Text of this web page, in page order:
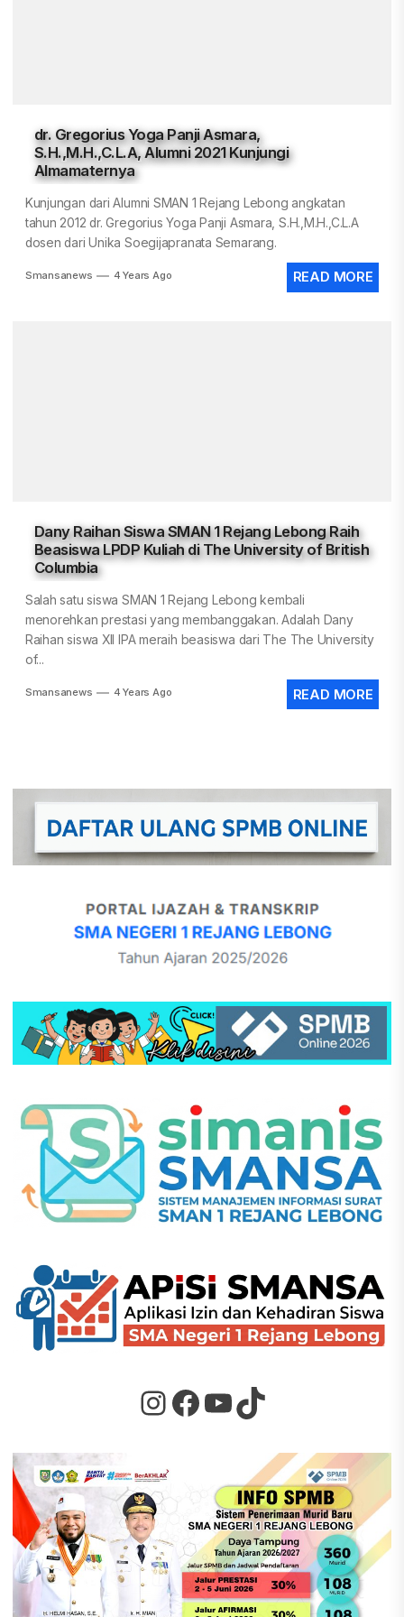
dr. Gregorius Yoga Panji Asmara,
S.H.,M.H.,C.L.A, Alumni 2021 Kunjungi
Almamaternya
Kunjungan dari Alumni SMAN 1 Rejang Lebong angkatan
tahun 2012 dr. Gregorius Yoga Panji Asmara, S.H.,M.H.,C.L.A
dosen dari Unika Soegijapranata Semarang.
Smansanews 4 Years Ago READ MORE
Dany Raihan Siswa SMAN 1 Rejang Lebong Raih
Beasiswa LPDP Kuliah di The University of British
Columbia
Salah satu siswa SMAN 1 Rejang Lebong kembali
menorehkan prestasi yang membanggakan. Adalah Dany
Raihan siswa XII IPA meraih beasiswa dari The The University
of...
Smansanews 4 Years Ago READ MORE
Instagram
Facebook
YouTube
TikTok